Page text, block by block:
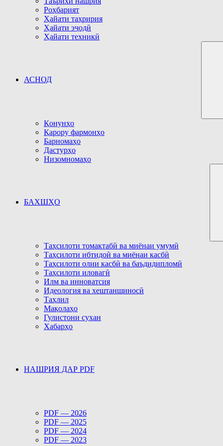
Роҳбарият
Ҳайати таҳририя
Ҳайати эҷодӣ
Ҳайати техникӣ
АСНОД
Қонунҳо
Қарору фармонҳо
Барномаҳо
Дастурҳо
Низомномаҳо
БАХШҲО
Таҳсилоти томактабӣ ва миёнаи умумӣ
Таҳсилоти ибтидоӣ ва миёнаи касбӣ
Таҳсилоти олии касбӣ ва баъдидипломӣ
Таҳсилоти иловагӣ
Илм ва инноватсия
Идеология ва хештаншиносӣ
Таҳлил
Мақолаҳо
Гулистони сухан
Хабарҳо
НАШРИЯ ДАР PDF
PDF — 2026
PDF — 2025
PDF — 2024
PDF — 2023